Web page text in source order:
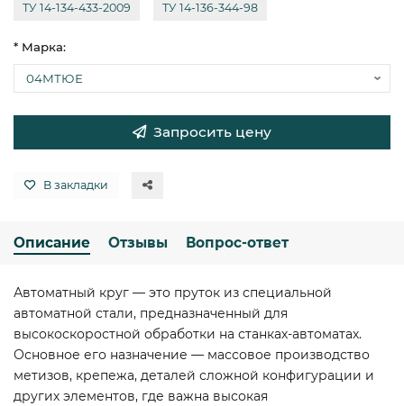
ТУ 14-134-433-2009 ТУ 14-136-344-98
* Марка:
Запросить цену
В закладки
Описание Отзывы Вопрос-ответ
Автоматный круг — это пруток из специальной
автоматной стали, предназначенный для
высокоскоростной обработки на станках-автоматах.
Основное его назначение — массовое производство
метизов, крепежа, деталей сложной конфигурации и
других элементов, где важна высокая